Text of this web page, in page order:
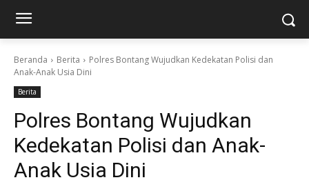
Beranda Berita
Polres Bontang Wujudkan Kedekatan Polisi dan
Anak-Anak Usia Dini
Berita
Polres Bontang Wujudkan
Kedekatan Polisi dan Anak-
Anak Usia Dini